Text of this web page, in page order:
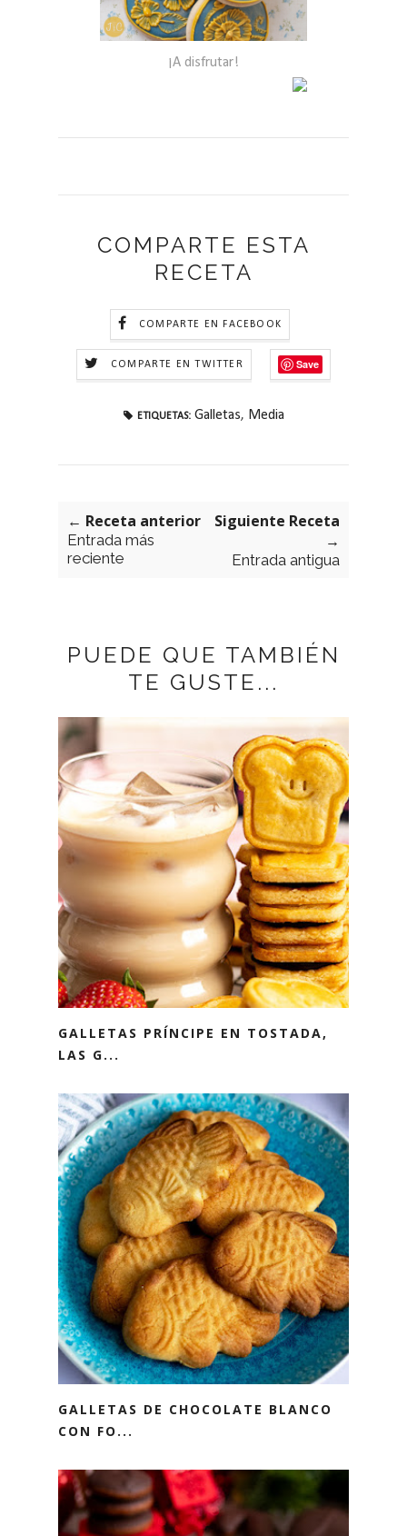
¡A disfrutar!
COMPARTE ESTA
RECETA
COMPARTE EN FACEBOOK
COMPARTE EN TWITTER Save
ETIQUETAS: Galletas, Media
← Receta anterior
Entrada más
reciente
Siguiente Receta
→
Entrada antigua
PUEDE QUE TAMBIÉN
TE GUSTE...
GALLETAS PRÍNCIPE EN TOSTADA,
LAS G...
GALLETAS DE CHOCOLATE BLANCO
CON FO...